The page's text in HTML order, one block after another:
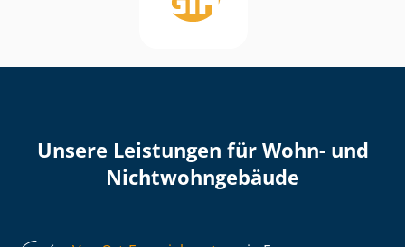
Unsere Leistungen für Wohn- und
Nicht­wohn­ge­bäu­de